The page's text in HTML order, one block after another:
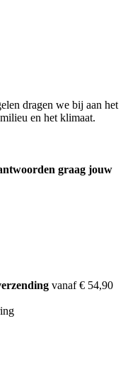
dragen we bij aan het
en het klimaat.
graag jouw
vanaf € 54,90